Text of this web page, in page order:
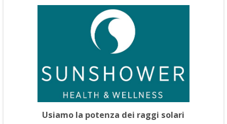
Usiamo la potenza dei raggi solari